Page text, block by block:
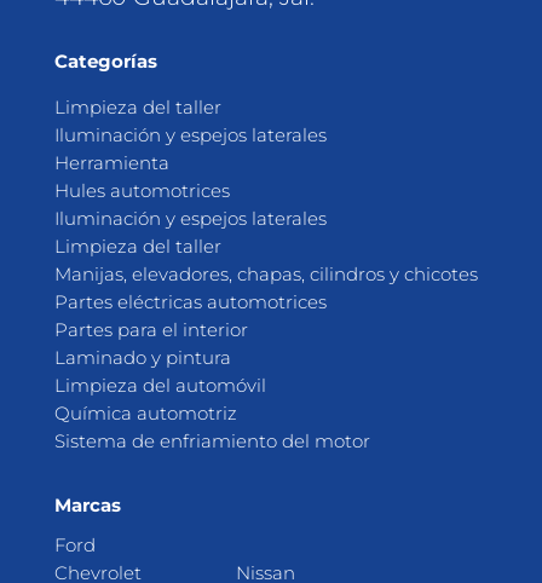
Categorías
Limpieza del taller
Iluminación y espejos laterales
Herramienta
Hules automotrices
Iluminación y espejos laterales
Limpieza del taller
Manijas, elevadores, chapas, cilindros y chicotes
Partes eléctricas automotrices
Partes para el interior
Laminado y pintura
Limpieza del automóvil
Química automotriz
Sistema de enfriamiento del motor
Marcas
Ford
Chevrolet
Nissan